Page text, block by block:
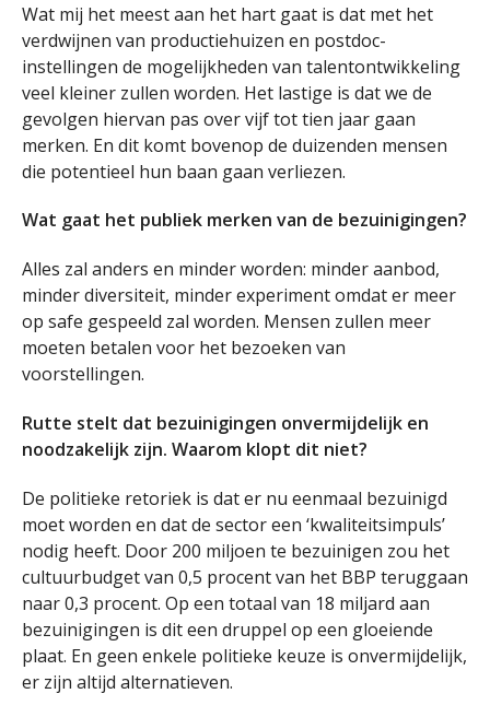
Wat mij het meest aan het hart gaat is dat met het
verdwijnen van productiehuizen en postdoc-
instellingen de mogelijkheden van talentontwikkeling
veel kleiner zullen worden. Het lastige is dat we de
gevolgen hiervan pas over vijf tot tien jaar gaan
merken. En dit komt bovenop de duizenden mensen
die potentieel hun baan gaan verliezen.
Wat gaat het publiek merken van de bezuinigingen?
Alles zal anders en minder worden: minder aanbod,
minder diversiteit, minder experiment omdat er meer
op safe gespeeld zal worden. Mensen zullen meer
moeten betalen voor het bezoeken van
voorstellingen.
Rutte stelt dat bezuinigingen onvermijdelijk en
noodzakelijk zijn. Waarom klopt dit niet?
De politieke retoriek is dat er nu eenmaal bezuinigd
moet worden en dat de sector een ‘kwaliteitsimpuls’
nodig heeft. Door 200 miljoen te bezuinigen zou het
cultuurbudget van 0,5 procent van het BBP teruggaan
naar 0,3 procent. Op een totaal van 18 miljard aan
bezuinigingen is dit een druppel op een gloeiende
plaat. En geen enkele politieke keuze is onvermijdelijk,
er zijn altijd alternatieven.